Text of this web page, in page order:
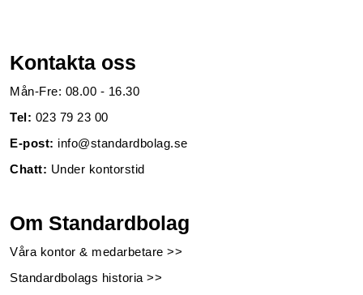
Kontakta oss
Mån-Fre: 08.00 - 16.30
Tel: 023 79 23 00
E-post: info@standardbolag.se
Chatt: Under kontorstid
Om Standardbolag
Våra kontor & medarbetare >>
Standardbolags historia >>